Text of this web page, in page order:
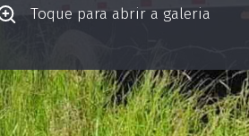
Toque para abrir a galeria